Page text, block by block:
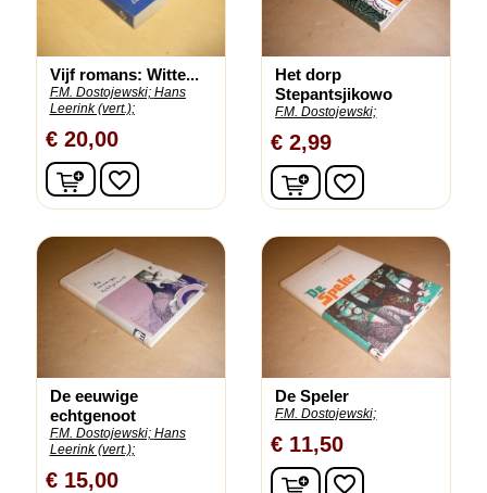
Vijf romans: Witte...
F.M. Dostojewski; Hans
Leerink (vert.);
€ 20,00
In winkelwagen
favorite_border
Het dorp
Stepantsjikowo
F.M. Dostojewski;
€ 2,99
In winkelwagen
favorite_border
De eeuwige
echtgenoot
F.M. Dostojewski; Hans
Leerink (vert.);
€ 15,00
De Speler
F.M. Dostojewski;
€ 11,50
In winkelwagen
favorite_border